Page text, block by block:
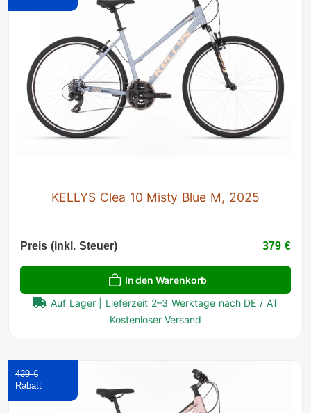
KELLYS Clea 10 Misty Blue M, 2025
Preis (inkl. Steuer) 379 €
In den Warenkorb
Auf Lager | Lieferzeit 2–3 Werktage nach DE / AT
Kostenloser Versand
439 €